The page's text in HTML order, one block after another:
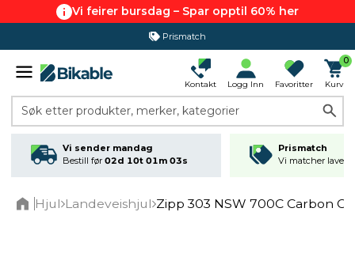
Vi feirer bursdag – Spar opptil 60% her
Prismatch
Kontakt Logg Inn Favoritter
0
Kurv
Søk etter produkter, merker, kategorier
Vi sender mandag
Bestill før 02d 10t 01m 03s
Prismatch
Vi matcher
Hjul Landeveishjul Zipp 303 NSW 700C Carbon